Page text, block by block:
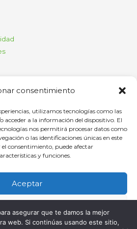
consentimiento
utilizamos tecnologías como las
acceder a la información del dispositivo. El
nos permitirá procesar datos como
o las identificaciones únicas en este
consentimiento, puede afectar
y funciones.
Aceptar
aceptar cookies de
y permitir este contenido
Oficina
asegurar que te damos la mejor
web. Si continúas usando este sitio,